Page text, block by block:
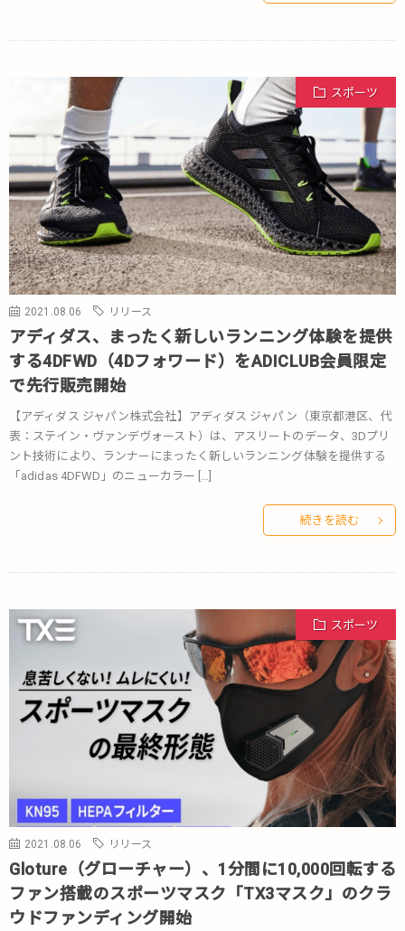
スポーツ
2021.08.06 リリース
アディダス、まったく新しいランニング体験を提供
する4DFWD（4Dフォワード）をADICLUB会員限定
で先行販売開始
【アディダス ジャパン株式会社】アディダス ジャパン（東京都港区、代
表：ステイン・ヴァンデヴォースト）は、アスリートのデータ、3Dプリ
ント技術により、ランナーにまったく新しいランニング体験を提供する
「adidas 4DFWD」のニューカラー […]
続きを読む
スポーツ
2021.08.06 リリース
Gloture（グローチャー）、1分間に10,000回転する
ファン搭載のスポーツマスク「TX3マスク」のクラ
ウドファンディング開始